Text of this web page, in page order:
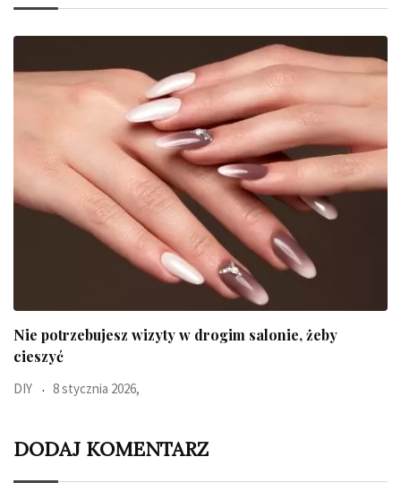
Ten błyskawiczny test pokaże jaki jest Twój typ
Uroda
DODAJ KOMENTARZ